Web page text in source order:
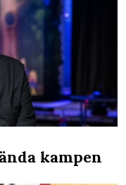
kampen